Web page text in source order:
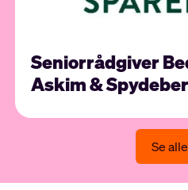
Seniorrådgiver
Askim &
Se alle